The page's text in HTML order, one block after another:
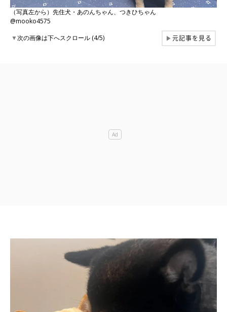
（写真左から）先住犬・あのんちゃん、つきひちゃん
@mooko4575
▼次の画像は下へスクロール (4/5) ▶元記事を見る